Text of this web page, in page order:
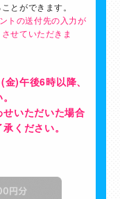
とができます。
トの送付先の入力が
せていただきま
)午後6時以降、
いただいた場合
ください。